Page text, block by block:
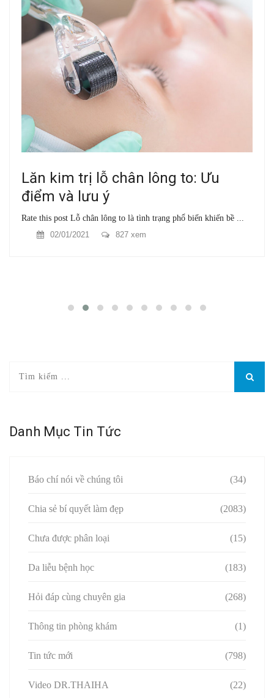
Lăn kim trị lỗ chân lông to: Ưu
điểm và lưu ý
Rate this post Lỗ chân lông to là tình trạng phổ biến khiến bề ...
02/01/2021
827 xem
Danh Mục Tin Tức
Báo chí nói về chúng tôi (34)
Chia sẻ bí quyết làm đẹp (2083)
Chưa được phân loại (15)
Da liễu bệnh học (183)
Hỏi đáp cùng chuyên gia (268)
Thông tin phòng khám (1)
Tin tức mới (798)
Video DR.THAIHA (22)